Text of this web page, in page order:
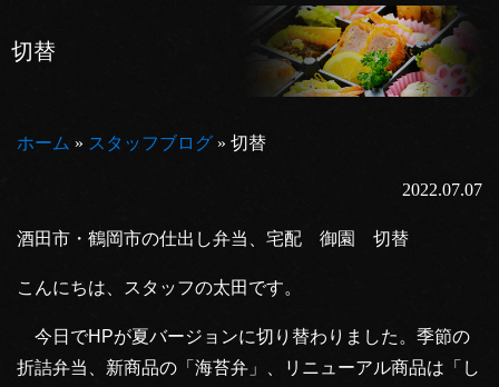
切替
ホーム » スタッフブログ » 切替
2022.07.07
酒田市・鶴岡市の仕出し弁当、宅配 御園 切替
こんにちは、スタッフの太田です。
今日でHPが夏バージョンに切り替わりました。季節の
折詰弁当、新商品の「海苔弁」、リニューアル商品は「し